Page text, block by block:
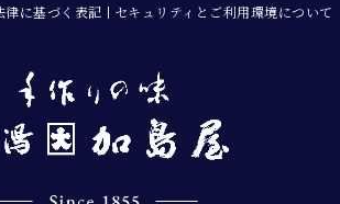
律に基づく表記
セキュリティとご利用環境について